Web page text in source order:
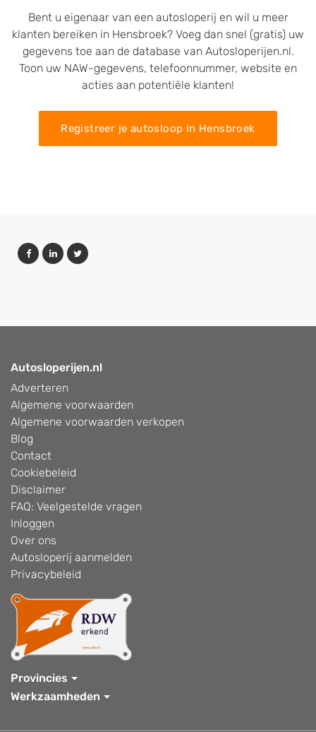
Bent u eigenaar van een autosloperij en wil u meer
klanten bereiken in Hensbroek? Voeg dan snel (gratis) uw
gegevens toe aan de database van Autosloperijen.nl.
Toon uw NAW-gegevens, telefoonnummer, website en
acties aan potentiële klanten!
Registreer je autosloop in Hensbroek
Autosloperijen.nl
Adverteren
Algemene voorwaarden
Algemene voorwaarden verkopen
Blog
Contact
Cookiebeleid
Disclaimer
FAQ: Veelgestelde vragen
Inloggen
Over ons
Autosloperij aanmelden
Privacybeleid
Provincies
Werkzaamheden